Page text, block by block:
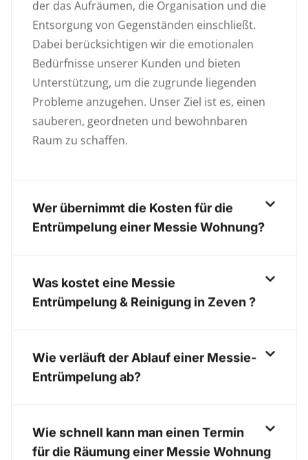
der das Aufräumen, die Organisation und die
Entsorgung von Gegenständen einschließt.
Dabei berücksichtigen wir die emotionalen
Bedürfnisse unserer Kunden und bieten
Unterstützung, um die zugrunde liegenden
Probleme anzugehen. Unser Ziel ist es, einen
sauberen, geordneten und bewohnbaren
Raum zu schaffen.
Wer übernimmt die Kosten für die
Entrümpelung einer Messie Wohnung?
Was kostet eine Messie
Entrümpelung & Reinigung in Zeven ?
Wie verläuft der Ablauf einer Messie-
Entrümpelung ab?
Wie schnell kann man einen Termin
für die Räumung einer Messie Wohnung